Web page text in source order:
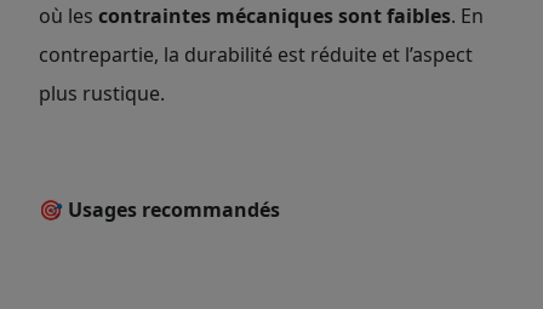
où les contraintes mécaniques sont faibles. En
contrepartie, la durabilité est réduite et l’aspect
plus rustique.
🎯 Usages recommandés